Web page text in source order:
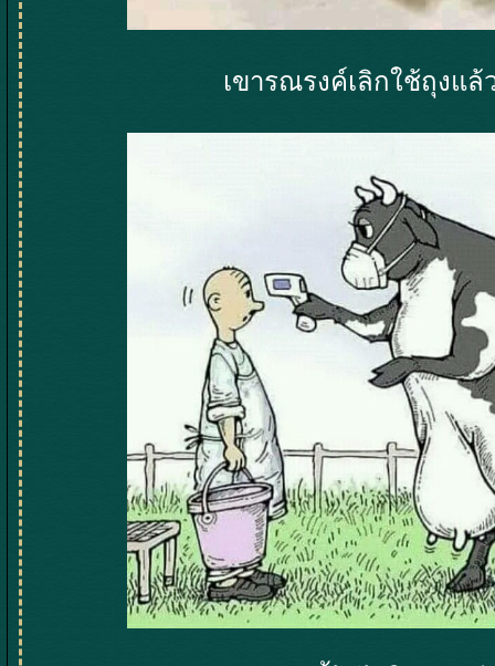
เขารณรงค์เลิกใช้ถุงแล้